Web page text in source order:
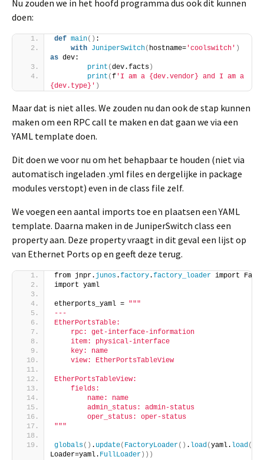
Nu zouden we in het hoofd programma dus ook dit kunnen
doen:
def main() :
with JuniperSwitch( hostname= 'coolswitch' )
as dev:
print (dev.facts )
print (f 'I am a {dev.vendor} and I am a
{dev.type}' )
Maar dat is niet alles. We zouden nu dan ook de stap kunnen
maken om een RPC call te maken en dat gaan we via een
YAML template doen.
Dit doen we voor nu om het behapbaar te houden (niet via
automatisch ingeladen .yml files en dergelijke in package
modules verstopt) even in de class file zelf.
We voegen een aantal imports toe en plaatsen een YAML
template. Daarna maken in de JuniperSwitch class een
property aan. Deze property vraagt in dit geval een lijst op
van Ethernet Ports op en geeft deze terug.
from jnpr. junos.factory.factory_loader import
import yaml
etherports_yaml = """
---
EtherPortsTable:
    rpc: get-interface-information
    item: physical-interface
    key: name
    view: EtherPortsTableView
EtherPortsTableView:
    fields:
        name: name
        admin_status: admin-status
        oper_status: oper-status
"""
globals() . update( FactoryLoader() . load(yaml. load(
Loader=yaml. FullLoader )))